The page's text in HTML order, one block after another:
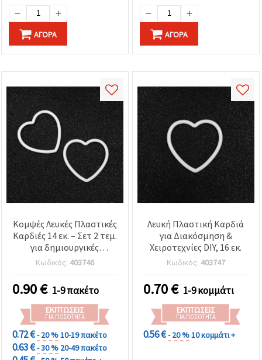
ΑΓΟΡΆ ΑΓΟΡΆ
Κομψές Λευκές Πλαστικές
Καρδιές 14 εκ. – Σετ 2 τεμ.
για δημιουργικές
κατασκευές (DIY) και
γιορτινές διακοσμήσεις
Κωδικός: 403746
0.90€ 1-9 πακέτο
ΕΚΠΤΏΣΕΙΣ
ΓΙΑ ΠΟΣΌΤΗΤΑ
0.72 €- 20 %10-19 πακέτο
0.63 €- 30 % 20-49 πακέτο
Λευκή Πλαστική Καρδιά
για Διακόσμηση &
Χειροτεχνίες DIY, 16 εκ.
Κωδικός: 403747
0.70€ 1-9 κομμάτι
ΕΚΠΤΏΣΕΙΣ
ΓΙΑ ΠΟΣΌΤΗΤΑ
0.56 €- 20 %10 κομμάτι +